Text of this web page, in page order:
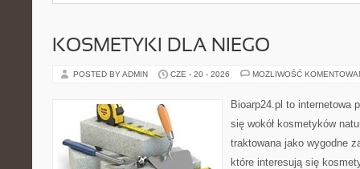
KOSMETYKI DLA NIEGO
POSTED BY ADMIN CZE - 20 - 2026 MOŻLIWOŚĆ
Bioarp24.pl to internetowa
się wokół kosmetyków
traktowana jako wygodne
które interesują się